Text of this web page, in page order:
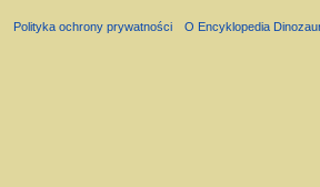
Polityka ochrony prywatności O Encyklopedia